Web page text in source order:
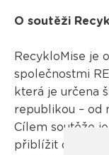
O soutěži
RecykloMise je
společnostmi
která je určena
republikou – od
Cílem soutěže
přiblížit dětem i